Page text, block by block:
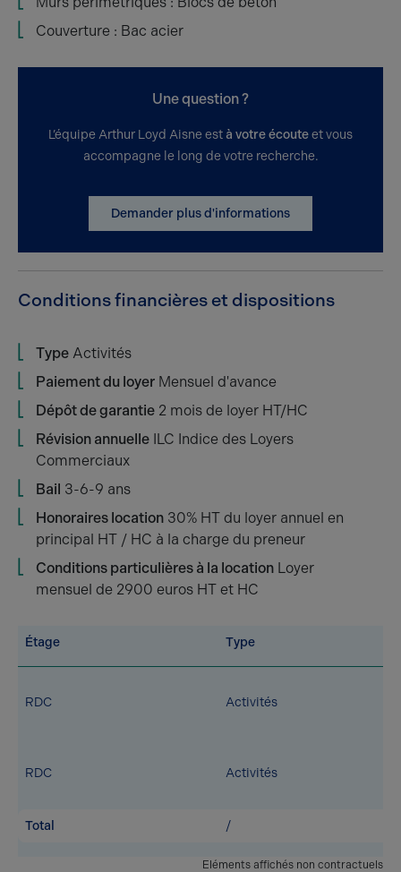
Couverture : Bac acier
Une question ?
L’équipe Arthur Loyd Aisne est à votre écouteet vous
accompagne le long de votre recherche.
Demander plus d'informations
Conditions financières et dispositions
Type Activités
Paiement du loyer Mensuel d'avance
Dépôt de garantie 2 mois de loyer HT/HC
Révision annuelle ILC Indice des Loyers
Commerciaux
Bail 3-6-9 ans
Honoraires location 30% HT du loyer annuel en
principal HT / HC à la charge du preneur
Conditions particulières à la location Loyer
mensuel de 2900 euros HT et HC
Étage Type
RDC Activités
RDC Activités
Total /
Eléments affichés non contractuels